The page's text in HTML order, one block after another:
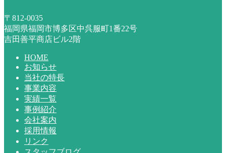
〒812-0035
福岡県福岡市博多区中呉服町1番22号
吉田善平商店ビル2階
HOME
お知らせ
当社の特長
事業内容
実績一覧
事例紹介
会社案内
採用情報
リンク